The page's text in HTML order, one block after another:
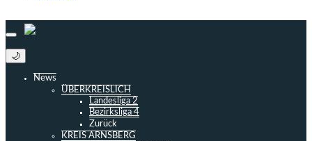
🌙
News
ÜBERKREISLICH
Landesliga 2
Bezirksliga 4
Zurück
KREIS ARNSBERG